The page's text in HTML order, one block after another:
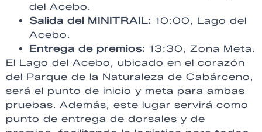
del Acebo.
Salida del MINITRAIL: 10:00, Lago del
Acebo.
Entrega de premios: 13:30, Zona Meta.
El Lago del Acebo, ubicado en el corazón
del Parque de la Naturaleza de Cabárceno,
será el punto de inicio y meta para ambas
pruebas. Además, este lugar servirá como
punto de entrega de dorsales y de